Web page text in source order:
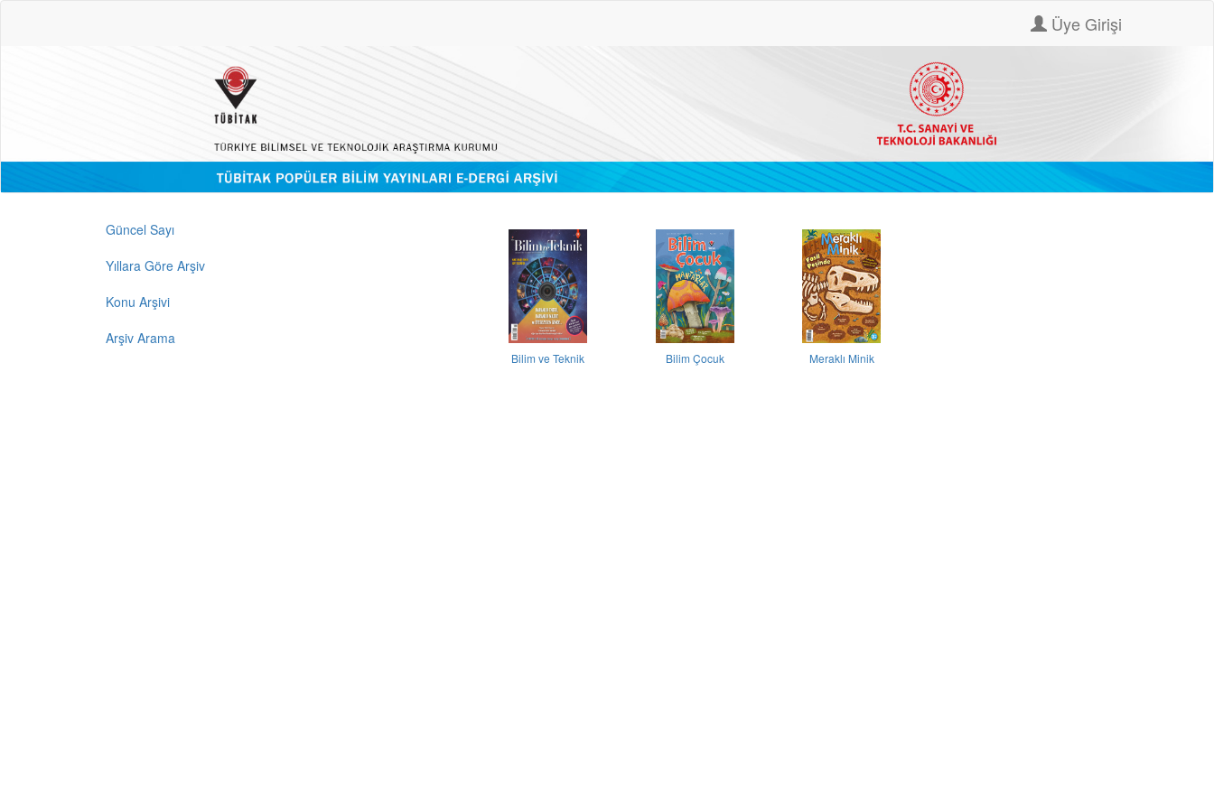
Üye Girişi
Güncel Sayı
Yıllara Göre Arşiv
Konu Arşivi
Arşiv Arama
Bilim ve Teknik Bilim Çocuk Meraklı Minik